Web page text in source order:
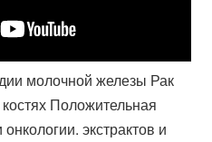
молочной железы Рак
Положительная
экстрактов и